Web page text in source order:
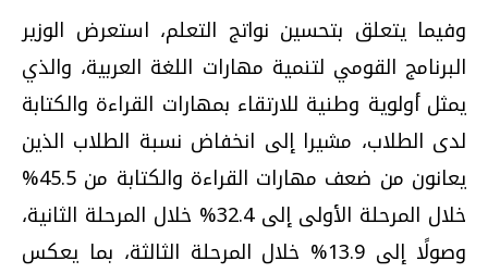
وفيما يتعلق بتحسين نواتج التعلم، استعرض الوزير
البرنامج القومي لتنمية مهارات اللغة العربية، والذي
يمثل أولوية وطنية للارتقاء بمهارات القراءة والكتابة
لدى الطلاب، مشيرا إلى انخفاض نسبة الطلاب الذين
يعانون من ضعف مهارات القراءة والكتابة من 45.5%
خلال المرحلة الأولى إلى 32.4% خلال المرحلة الثانية،
وصولًا إلى 13.9% خلال المرحلة الثالثة، بما يعكس